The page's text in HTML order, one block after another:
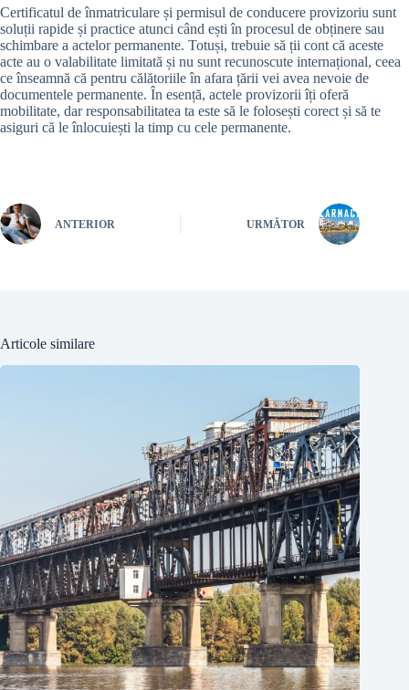
Certificatul de înmatriculare și permisul de conducere provizoriu sunt
soluții rapide și practice atunci când ești în procesul de obținere sau
schimbare a actelor permanente. Totuși, trebuie să ții cont că aceste
acte au o valabilitate limitată și nu sunt recunoscute internațional, ceea
ce înseamnă că pentru călătoriile în afara țării vei avea nevoie de
documentele permanente. În esență, actele provizorii îți oferă
mobilitate, dar responsabilitatea ta este să le folosești corect și să te
asiguri că le înlocuiești la timp cu cele permanente.
ANTERIOR URMĂTOR
Articole similare